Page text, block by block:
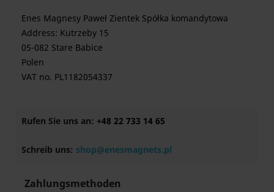
Enes Magnesy Paweł Zientek Spółka komandytowa
Address: Kutrzeby 15
05-082 Stare Babice
Polen
VAT no. PL1182054337
Rufen Sie uns an: +48 22 733 14 65
Schreib uns: shop@enesmagnets.pl
Zahlungsmethoden